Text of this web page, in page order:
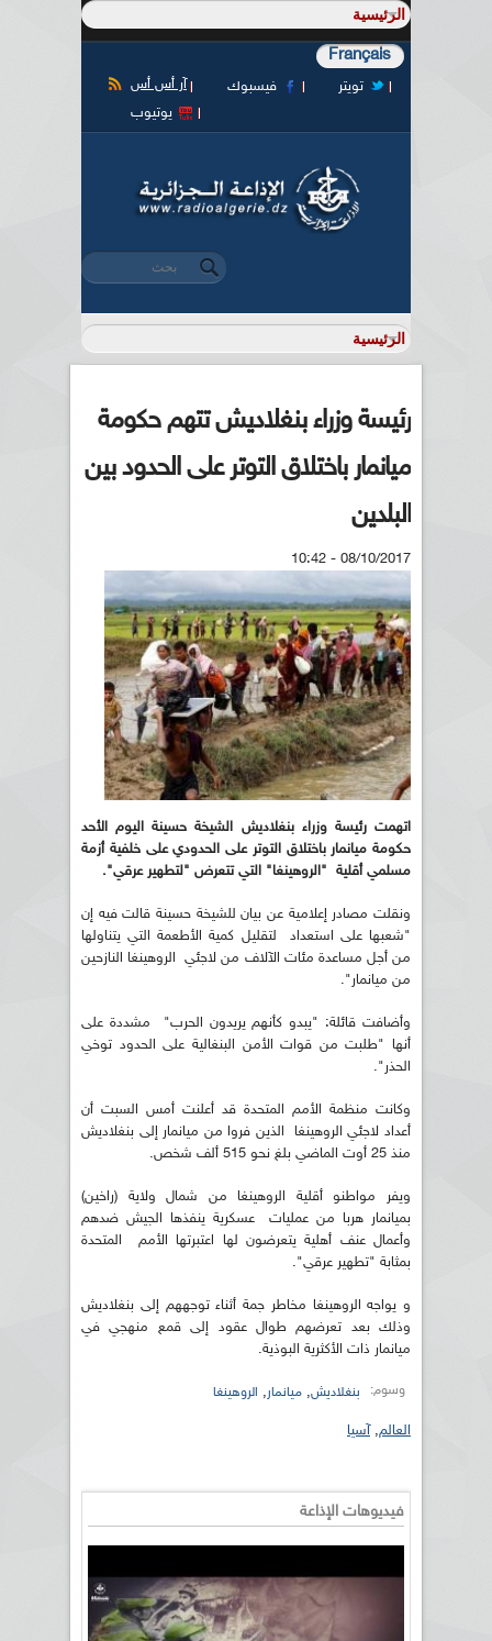
Français
آر أس أس فيسبوك
تويتر
يوتيوب
استمارة البحث
‏بحث ‏
رئيسة وزراء بنغلاديش تتهم حكومة
ميانمار باختلاق التوتر على الحدود بين
البلدين
08/10/2017 - 10:42
اتهمت رئيسة وزراء بنغلاديش الشيخة حسينة اليوم الأحد
حكومة ميانمار باختلاق التوتر على الحدودي على خلفية أزمة
مسلمي أقلية "الروهينغا" التي تتعرض "لتطهير عرقي".
ونقلت مصادر إعلامية عن بيان للشيخة حسينة قالت فيه إن
"شعبها على استعداد لتقليل كمية الأطعمة التي يتناولها
من أجل مساعدة مئات الآلاف من لاجئي الروهينغا النازحين
من ميانمار".
وأضافت قائلة: "يبدو كأنهم يريدون الحرب" مشددة على
أنها "طلبت من قوات الأمن البنغالية على الحدود توخي
الحذر".
وكانت منظمة الأمم المتحدة قد أعلنت أمس السبت أن
أعداد لاجئي الروهينغا الذين فروا من ميانمار إلى بنغلاديش
منذ 25 أوت الماضي بلغ نحو 515 ألف شخص.
ويفر مواطنو أقلية الروهينغا من شمال ولاية (راخين)
بميانمار هربا من عمليات عسكرية ينفذها الجيش ضدهم
وأعمال عنف أهلية يتعرضون لها اعتبرتها الأمم المتحدة
بمثابة "تطهير عرقي".
و يواجه الروهينغا مخاطر جمة أثناء توجههم إلى بنغلاديش
وذلك بعد تعرضهم طوال عقود إلى قمع منهجي في
ميانمار ذات الأكثرية البوذية.
وسوم: بنغلاديش, ميانمار, الروهينغا
العالم,آسيا
فيديوهات الإذاعة